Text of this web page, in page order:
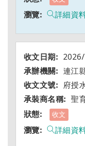
詳細資
連江
府授
聖
收文
詳細資